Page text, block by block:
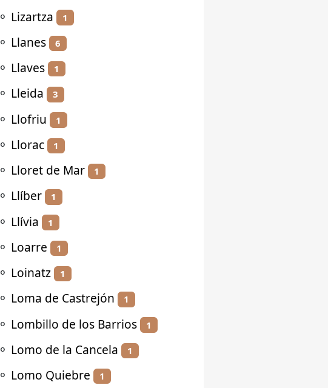
⚬ Lizartza 1
⚬ Llanes 6
⚬ Llaves 1
⚬ Lleida 3
⚬ Llofriu 1
⚬ Llorac 1
⚬ Lloret de Mar 1
⚬ Llíber 1
⚬ Llívia 1
⚬ Loarre 1
⚬ Loinatz 1
⚬ Loma de Castrejón 1
⚬ Lombillo de los Barrios 1
⚬ Lomo de la Cancela 1
⚬ Lomo Quiebre 1